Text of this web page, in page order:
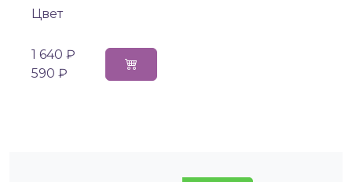
Цвет
1 640 ₽
590 ₽